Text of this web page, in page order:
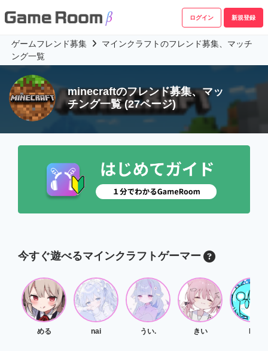
ログイン 新規登録
ゲームフレンド募集
マインクラフトのフレンド募集、マッチ
ング一覧
minecraftのフレンド募集、マッ
チング一覧(27ページ)
今すぐ遊べるマインクラフトゲーマー
める nai うい. きい